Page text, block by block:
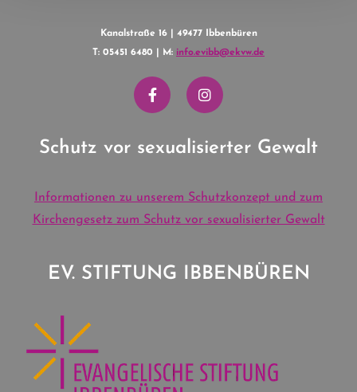
Kanalstraße 16 | 49477 Ibbenbüren
T: 05451 6480 | M: info.evibb@ekvw.de
Schutz vor sexualisierter Gewalt
Informationen zu unserem Schutzkonzept und zum
Kirchengesetz zum Schutz vor sexualisierter Gewalt
EV. STIFTUNG IBBENBÜREN